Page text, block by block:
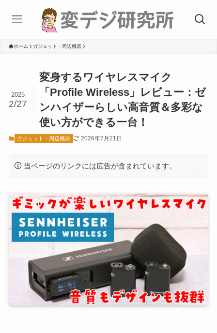
ホーム ガジェット・周辺機器
変身するワイヤレスマイク
「Profile Wireless」レビュー：ゼ
ンハイザーらしい高音質＆多彩な
使い方ができる一台！
2025
2/27
ガジェット・周辺機器 2026年7月21日
当ページのリンクには広告が含まれています。